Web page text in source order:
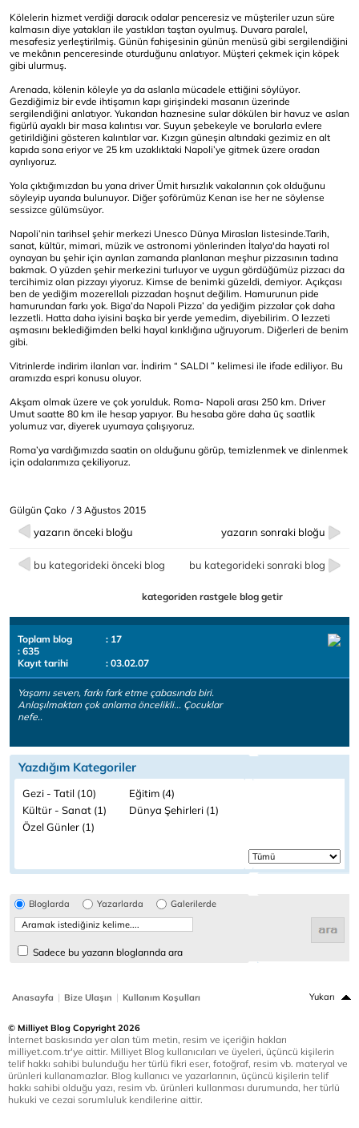
Kölelerin hizmet verdiği daracık odalar penceresiz ve müşteriler uzun süre
kalmasın diye yatakları ile yastıkları taştan oyulmuş. Duvara paralel,
mesafesiz yerleştirilmiş. Günün fahişesinin günün menüsü gibi sergilendiğini
ve mekânın penceresinde oturduğunu anlatıyor. Müşteri çekmek için köpek
gibi ulurmuş.
Arenada, kölenin köleyle ya da aslanla mücadele ettiğini söylüyor.
Gezdiğimiz bir evde ihtişamın kapı girişindeki masanın üzerinde
sergilendiğini anlatıyor. Yukarıdan haznesine sular dökülen bir havuz ve aslan
figürlü ayaklı bir masa kalıntısı var. Suyun şebekeyle ve borularla evlere
getirildiğini gösteren kalıntılar var. Kızgın güneşin altındaki gezimiz en alt
kapıda sona eriyor ve 25 km uzaklıktaki Napoli’ye gitmek üzere oradan
ayrılıyoruz.
Yola çıktığımızdan bu yana driver Ümit hırsızlık vakalarının çok olduğunu
söyleyip uyarıda bulunuyor. Diğer şoförümüz Kenan ise her ne söylense
sessizce gülümsüyor.
Napoli’nin tarihsel şehir merkezi Unesco Dünya Mirasları listesinde.Tarih,
sanat, kültür, mimari, müzik ve astronomi yönlerinden İtalya'da hayati rol
oynayan bu şehir için ayrılan zamanda planlanan meşhur pizzasının tadına
bakmak. O yüzden şehir merkezini turluyor ve uygun gördüğümüz pizzacı da
tercihimiz olan pizzayı yiyoruz. Kimse de benimki güzeldi, demiyor. Açıkçası
ben de yediğim mozerellalı pizzadan hoşnut değilim. Hamurunun pide
hamurundan farkı yok. Biga’da Napoli Pizza’ da yediğim pizzalar çok daha
lezzetli. Hatta daha iyisini başka bir yerde yemedim, diyebilirim. O lezzeti
aşmasını beklediğimden belki hayal kırıklığına uğruyorum. Diğerleri de benim
gibi.
Vitrinlerde indirim ilanları var. İndirim “ SALDI ” kelimesi ile ifade ediliyor. Bu
aramızda espri konusu oluyor.
Akşam olmak üzere ve çok yorulduk. Roma- Napoli arası 250 km. Driver
Umut saatte 80 km ile hesap yapıyor. Bu hesaba göre daha üç saatlik
yolumuz var, diyerek uyumaya çalışıyoruz.
Roma’ya vardığımızda saatin on olduğunu görüp, temizlenmek ve dinlenmek
için odalarımıza çekiliyoruz.
Gülgün Çako / 3 Ağustos 2015
yazarın önceki bloğu yazarın sonraki bloğu
bu kategorideki önceki blog bu kategorideki sonraki blog
kategoriden rastgele blog getir
Toplam blog
: 17
: 635
Kayıt tarihi
: 03.02.07
Yaşamı seven, farkı fark etme çabasında biri.
Anlaşılmaktan çok anlama öncelikli... Çocuklar
nefe..
Yazdığım Kategoriler
Gezi - Tatil (10)
Eğitim (4)
Kültür - Sanat (1)
Dünya Şehirleri (1)
Özel Günler (1)
Bloglarda Yazarlarda Galerilerde
Sadece bu yazarın bloglarında ara
Anasayfa | Bize Ulaşın | Kullanım Koşulları Yukarı
© Milliyet Blog Copyright 2026
İnternet baskısında yer alan tüm metin, resim ve içeriğin hakları
milliyet.com.tr'ye aittir. Milliyet Blog kullanıcıları ve üyeleri, üçüncü kişilerin
telif hakkı sahibi bulunduğu her türlü fikri eser, fotoğraf, resim vb. materyal ve
ürünleri kullanamazlar. Blog kullanıcı ve yazarlarının, üçüncü kişilerin telif
hakkı sahibi olduğu yazı, resim vb. ürünleri kullanması durumunda, her türlü
hukuki ve cezai sorumluluk kendilerine aittir.